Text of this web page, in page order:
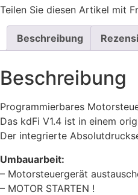
G60
Teilen Sie diesen Artikel mit
Beschreibung
Beschreibung
Programmierbares
Das kdFi V1.4 ist in einem
Der integrierte
Umbauarbeit:
– Motorsteuergerät
– MOTOR STARTEN !